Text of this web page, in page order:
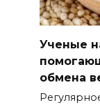
Ученые
обмена